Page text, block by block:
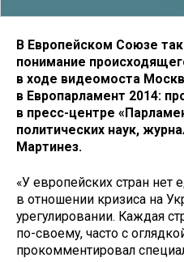
В Европейском Союзе
понимание
в ходе видеомоста
в Европарламент 2014:
в пресс-центре
политических наук,
Мартинез.
«У европейских стран нет
в отношении кризиса на
урегулировании. Каждая
по-своему, часто с
прокомментировал